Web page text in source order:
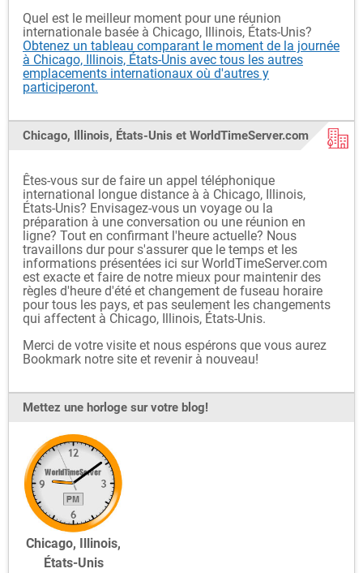
Quel est le meilleur moment pour une réunion
internationale basée à Chicago, Illinois, États-Unis?
Obtenez un tableau comparant le moment de la journée
à Chicago, Illinois, États-Unis avec tous les autres
emplacements internationaux où d'autres y
participeront.
Chicago, Illinois, États-Unis et WorldTimeServer.com
Êtes-vous sur de faire un appel téléphonique
international longue distance à à Chicago, Illinois,
États-Unis? Envisagez-vous un voyage ou la
préparation à une conversation ou une réunion en
ligne? Tout en confirmant l'heure actuelle? Nous
travaillons dur pour s'assurer que le temps et les
informations présentées ici sur WorldTimeServer.com
est exacte et faire de notre mieux pour maintenir des
règles d'heure d'été et changement de fuseau horaire
pour tous les pays, et pas seulement les changements
qui affectent à Chicago, Illinois, États-Unis.
Merci de votre visite et nous espérons que vous aurez
Bookmark notre site et revenir à nouveau!
Mettez une horloge sur votre blog!
Chicago, Illinois,
États-Unis